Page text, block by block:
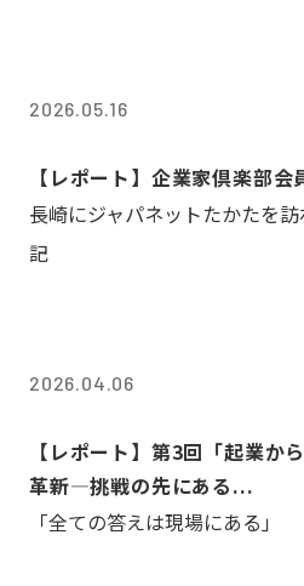
2026.05.16
【レポート】企業家倶楽部会
長崎にジャパネットたかたを
記
2026.04.06
【レポート】第3回「起業か
革新―挑戦の先にある...
「全ての答えは現場にある」